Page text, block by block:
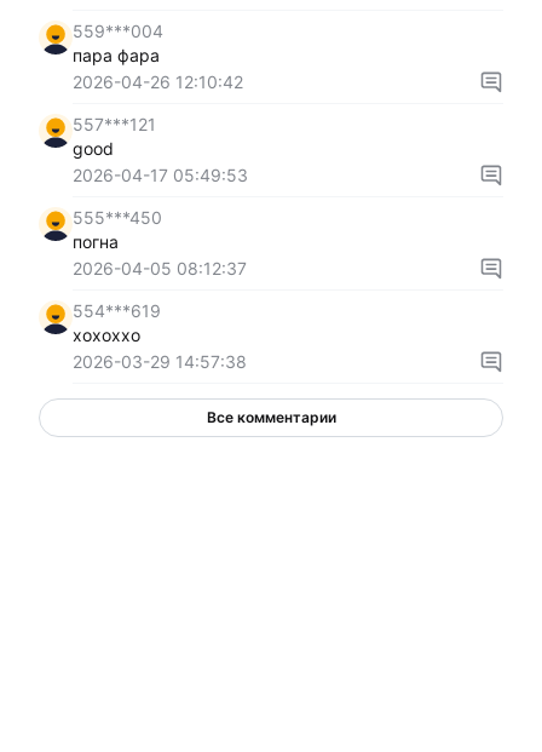
559***004
пара фара
2026-04-26 12:10:42
557***121
good
2026-04-17 05:49:53
555***450
погна
2026-04-05 08:12:37
554***619
xoxoxxo
2026-03-29 14:57:38
Все комментарии